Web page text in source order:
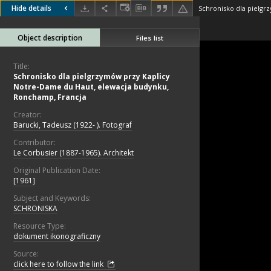
Hide details
Object description Files list
Title:
Schronisko dla pielgrzymów przy Kaplicy
Notre-Dame du Haut, elewacja budynku,
Ronchamp, Francja
Creator:
Barucki, Tadeusz (1922- ). Fotograf
Contributor:
Le Corbusier (1887-1965). Architekt
Original Publication Date:
[1961]
Subject and Keywords:
SCHRONISKA
Resource Type:
dokument ikonograficzny
Source:
click here to follow the link